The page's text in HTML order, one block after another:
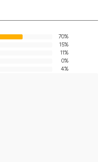
70%
15%
11%
0%
4%